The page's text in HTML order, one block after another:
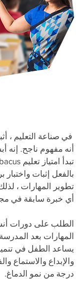
في صناعة التعليم ،
أنه مفهوم ناجح. إنه
بالفعل إثبات واختبار
تطوير المهارات ،
أي خبرة سابقة في
الطلب على دورات
المهارات بعد
يساعد الطفل في
درجة من نمو الدماغ.